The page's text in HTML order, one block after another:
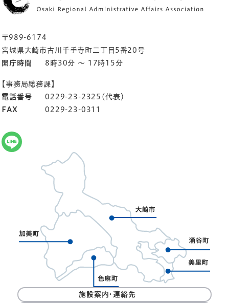
〒989-6174
宮城県大崎市古川千手寺町二丁目5番20号
開庁時間
8時30分 ～ 17時15分
【事務局総務課】
電話番号
0229-23-2325（代表）
FAX
0229-23-0311
施設案内・連絡先